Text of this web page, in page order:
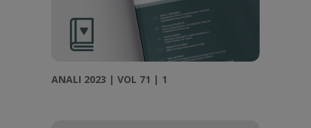
ANALI 2023 | VOL 71 | 1